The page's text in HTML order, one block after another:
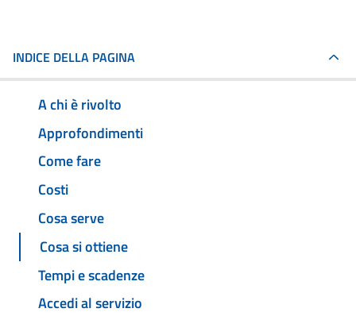
INDICE DELLA PAGINA
A chi è rivolto
Approfondimenti
Come fare
Costi
Cosa serve
Cosa si ottiene
Tempi e scadenze
Accedi al servizio